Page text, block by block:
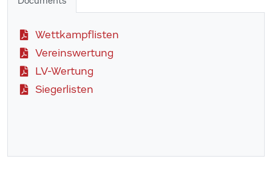
Wettkampflisten
Vereinswertung
LV-Wertung
Siegerlisten